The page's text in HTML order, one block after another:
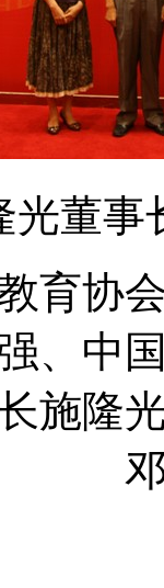
光董事
育协
、中
施隆